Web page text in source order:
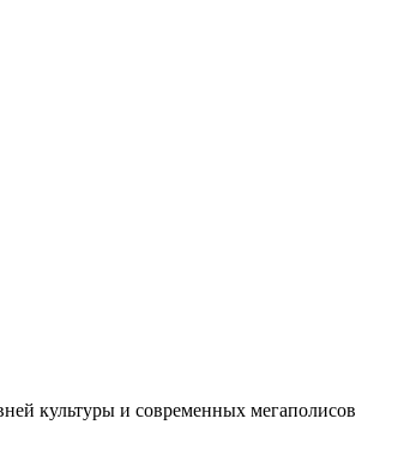
культуры и современных мегаполисов